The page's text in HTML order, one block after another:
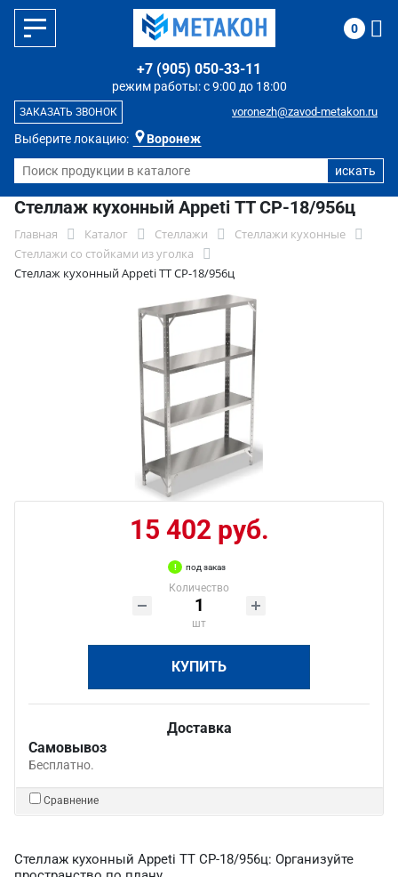
Выберите локацию: Воронеж
режим работы: с 9:00 до 18:00
+7 (905) 050-33-11
voronezh@zavod-metakon.ru
ЗАКАЗАТЬ ЗВОНОК
0
Стеллаж кухонный Appeti ТТ СР-18/956ц
Главная Каталог Стеллажи
Стеллажи кухонные
Стеллажи со стойками из уголка
Стеллаж кухонный Appeti ТТ СР-18/956ц
15 402 руб.
под заказ
Количество
шт
КУПИТЬ
Доставка
Самовывоз
Бесплатно.
Сравнение
Стеллаж кухонный Appeti ТТ СР-18/956ц: Организуйте